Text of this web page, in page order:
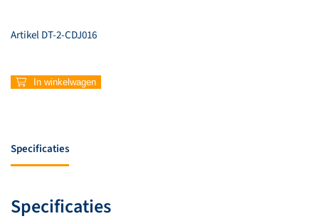
ArtikelDT-2-CDJ016
218
the
free
In winkelwagen
Specificaties
Specificaties